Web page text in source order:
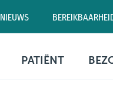
NIEUWS
03
PATIËNT